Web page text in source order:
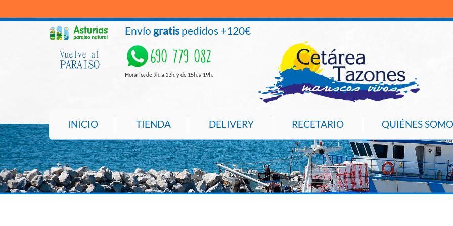
Envío gratispedidos +120€
690 779 082
Horario: de 9h. a 13h. y de 15h. a 19h.
INICIO TIENDA DELIVERY RECETARIO QUIÉNES